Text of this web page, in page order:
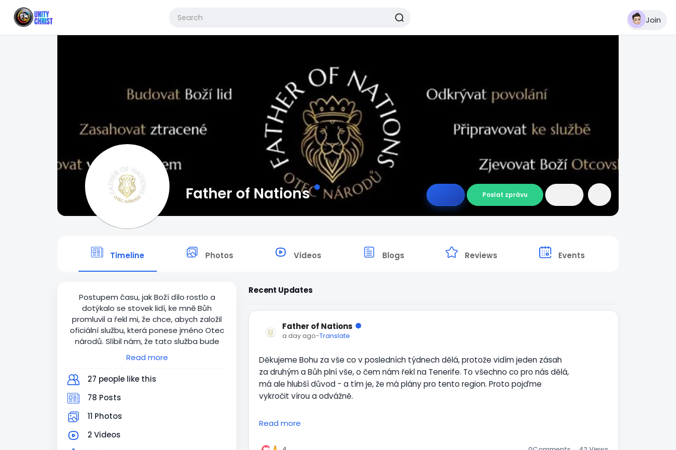
Join
Father of Nations Poslat zprávu
Timeline Photos Videos Blogs Reviews Events
Postupem času, jak Boží dílo rostlo a
dotýkalo se stovek lidí, ke mně Bůh
promluvil a řekl mi, že chce, abych založil
oficiální službu, která ponese jméno Otec
národů. Slíbil nám, že tato služba bude
požehnáním pro českou církev a přinese
změnu. A tak je služba Otec národů na
světě. Pro ty, kteří nás podporují to
znamená jednu změnu a tou je, že
veškerá podpora bude od dnes
Od teď máme možnost dárcům vystavit
také potvrzení o daru.
Read more
27 people like this
78 Posts
11 Photos
2 Videos
Recent Updates
Father of Nations
a day ago-Translate
Děkujeme Bohu za vše co v posledních týdnech dělá, protože vidím jeden zásah
za druhým a Bůh plní vše, o čem nám řekl na Tenerife. To všechno co pro nás dělá,
má ale hlubší důvod - a tím je, že má plány pro tento region. Proto pojďme
vykročit vírou a odvážně.
Vzhledem k tomu, co Duch Svatý připravuje a, že Bůh chce způsobit vylití Ducha
nočním modlitbám, které mám od Boha na srdci už nějakou dobu. Až do odvolání
Read more